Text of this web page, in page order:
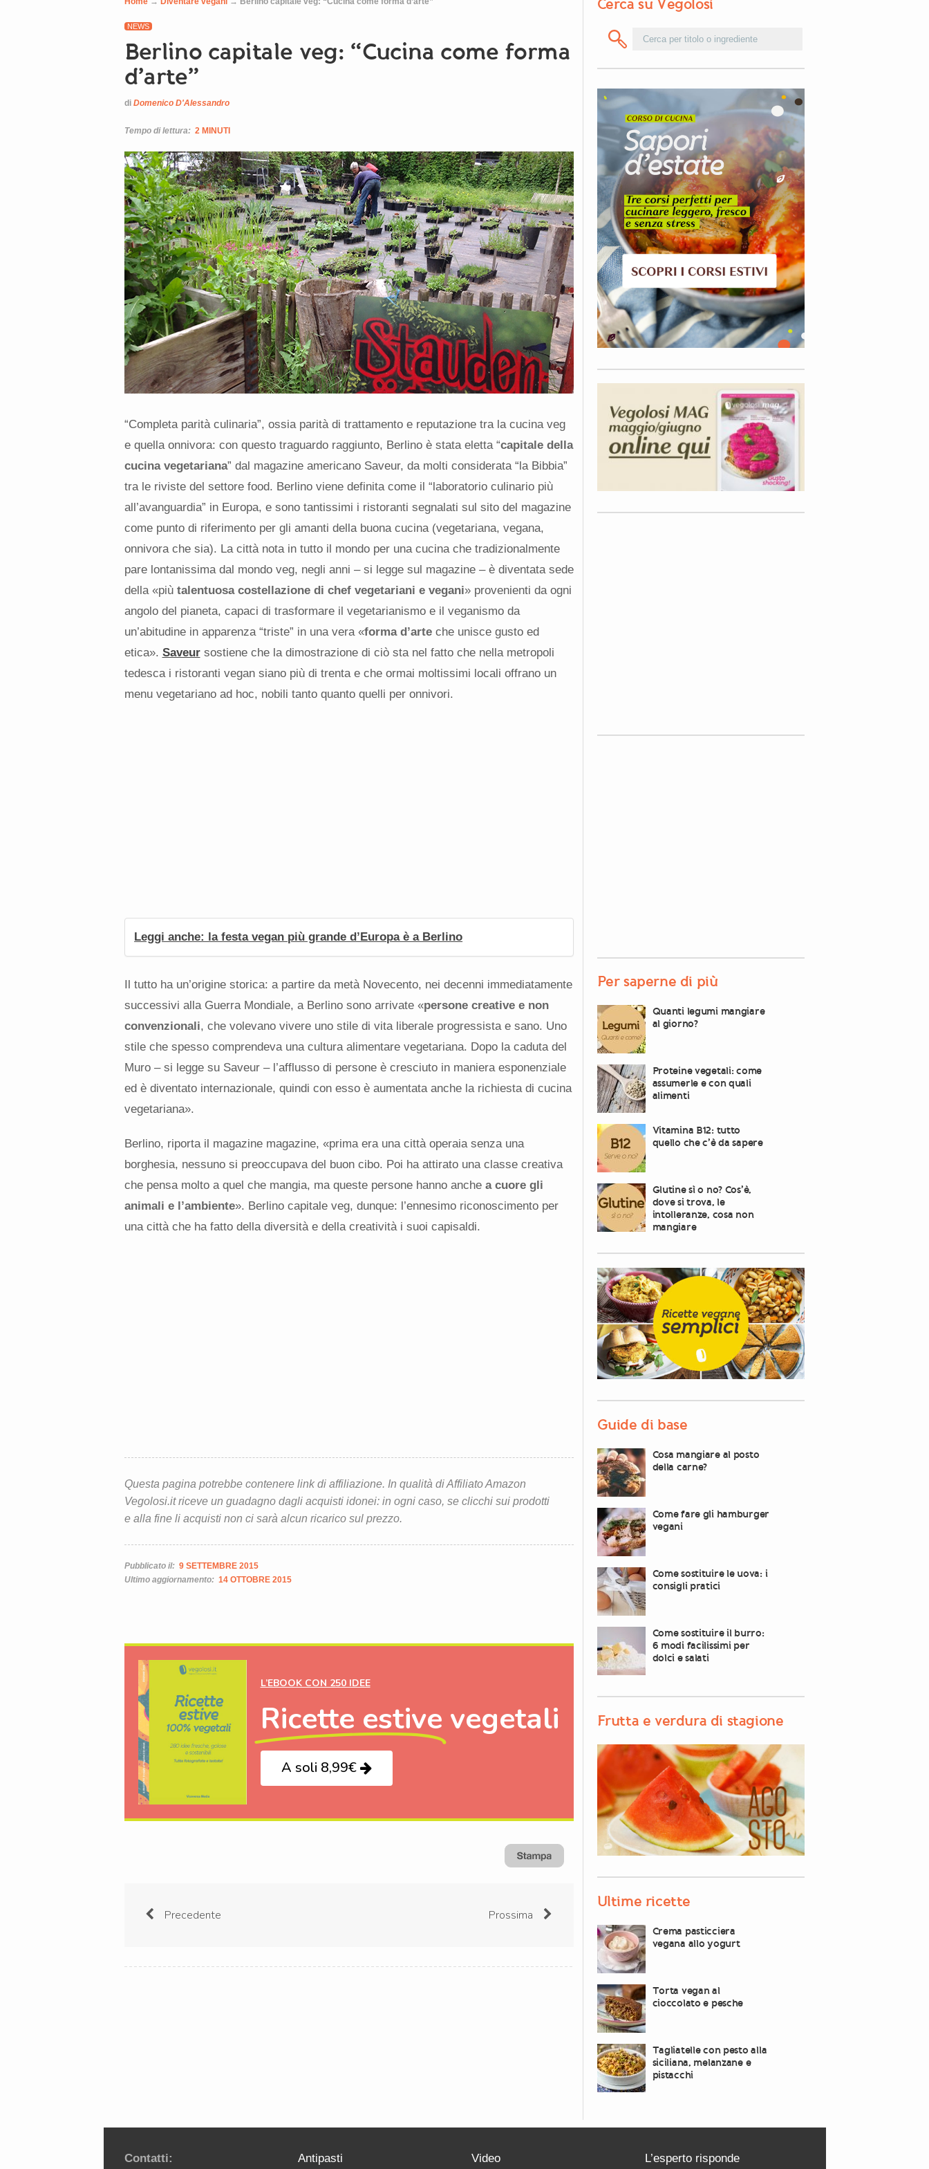
NEWS
Berlino capitale veg: “Cucina come forma
d’arte”
di Domenico D'Alessandro
Tempo di lettura: 2 MINUTI
“Completa parità culinaria”, ossia parità di trattamento e reputazione tra la cucina veg
e quella onnivora: con questo traguardo raggiunto, Berlino è stata eletta “capitale della
cucina vegetariana” dal magazine americano Saveur, da molti considerata “la Bibbia”
tra le riviste del settore food. Berlino viene definita come il “laboratorio culinario più
all’avanguardia” in Europa, e sono tantissimi i ristoranti segnalati sul sito del magazine
come punto di riferimento per gli amanti della buona cucina (vegetariana, vegana,
onnivora che sia). La città nota in tutto il mondo per una cucina che tradizionalmente
pare lontanissima dal mondo veg, negli anni – si legge sul magazine – è diventata sede
della «piùtalentuosa costellazione di chef vegetariani e vegani» provenienti da ogni
angolo del pianeta, capaci di trasformare il vegetarianismo e il veganismo da
un’abitudine in apparenza “triste” in una vera «forma d’arteche unisce gusto ed
etica». Saveursostiene che la dimostrazione di ciò sta nel fatto che nella metropoli
tedesca i ristoranti vegan siano più di trenta e che ormai moltissimi locali offrano un
menu vegetariano ad hoc, nobili tanto quanto quelli per onnivori.
Leggi anche: la festa vegan più grande d’Europa è a Berlino
Il tutto ha un’origine storica: a partire da metà Novecento, nei decenni immediatamente
successivi alla Guerra Mondiale, a Berlino sono arrivate «persone creative e non
convenzionali, che volevano vivere uno stile di vita liberale progressista e sano. Uno
stile che spesso comprendeva una cultura alimentare vegetariana. Dopo la caduta del
Muro – si legge su Saveur – l’afflusso di persone è cresciuto in maniera esponenziale
ed è diventato internazionale, quindi con esso è aumentata anche la richiesta di cucina
vegetariana».
Berlino, riporta il magazine magazine, «prima era una città operaia senza una
borghesia, nessuno si preoccupava del buon cibo. Poi ha attirato una classe creativa
che pensa molto a quel che mangia, ma queste persone hanno anche a cuore gli
animali e l’ambiente». Berlino capitale veg, dunque: l’ennesimo riconoscimento per
una città che ha fatto della diversità e della creatività i suoi capisaldi.
Questa pagina potrebbe contenere link di affiliazione. In qualità di Affiliato Amazon
Vegolosi.it riceve un guadagno dagli acquisti idonei: in ogni caso, se clicchi sui prodotti
e alla fine li acquisti non ci sarà alcun ricarico sul prezzo.
Pubblicato il: 9 SETTEMBRE 2015
Ultimo aggiornamento: 14 OTTOBRE 2015
L’EBOOK CON 250 IDEE
Ricette estive vegetali
A soli 8,99€
Precedente Prossima
Cerca su Vegolosi
Per saperne di più
Quanti legumi mangiare
al giorno?
Proteine vegetali: come
assumerle e con quali
alimenti
Vitamina B12: tutto
quello che c’è da sapere
Glutine sì o no? Cos’è,
dove si trova, le
intolleranze, cosa non
mangiare
Guide di base
Cosa mangiare al posto
della carne?
Come fare gli hamburger
vegani
Come sostituire le uova: i
consigli pratici
Come sostituire il burro:
6 modi facilissimi per
dolci e salati
Frutta e verdura di stagione
Ultime ricette
Crema pasticciera
vegana allo yogurt
Torta vegan al
cioccolato e pesche
Tagliatelle con pesto alla
siciliana, melanzane e
pistacchi
Contatti: Antipasti Video L’esperto risponde